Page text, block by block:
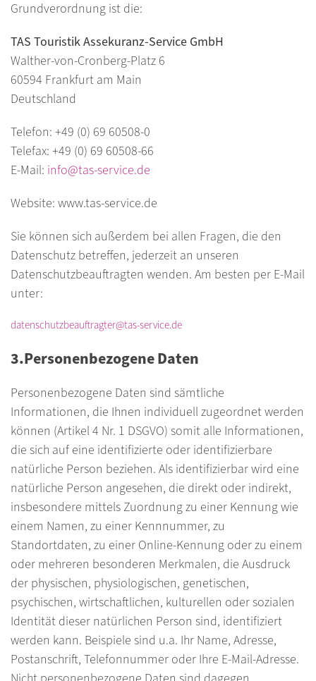
Grundverordnung ist die:
TAS Touristik Assekuranz-Service GmbH
Walther-von-Cronberg-Platz 6
60594 Frankfurt am Main
Deutschland
Telefon: +49 (0) 69 60508-0
Telefax: +49 (0) 69 60508-66
E-Mail: info@tas-service.de
Website: www.tas-service.de
Sie können sich außerdem bei allen Fragen, die den
Datenschutz betreffen, jederzeit an unseren
Datenschutzbeauftragten wenden. Am besten per E-Mail
unter:
datenschutzbeauftragter@tas-service.de
3.Personenbezogene Daten
Personenbezogene Daten sind sämtliche
Informationen, die Ihnen individuell zugeordnet werden
können (Artikel 4 Nr. 1 DSGVO) somit alle Informationen,
die sich auf eine identifizierte oder identifizierbare
natürliche Person beziehen. Als identifizierbar wird eine
natürliche Person angesehen, die direkt oder indirekt,
insbesondere mittels Zuordnung zu einer Kennung wie
einem Namen, zu einer Kennnummer, zu
Standortdaten, zu einer Online-Kennung oder zu einem
oder mehreren besonderen Merkmalen, die Ausdruck
der physischen, physiologischen, genetischen,
psychischen, wirtschaftlichen, kulturellen oder sozialen
Identität dieser natürlichen Person sind, identifiziert
werden kann. Beispiele sind u.a. Ihr Name, Adresse,
Postanschrift, Telefonnummer oder Ihre E-Mail-Adresse.